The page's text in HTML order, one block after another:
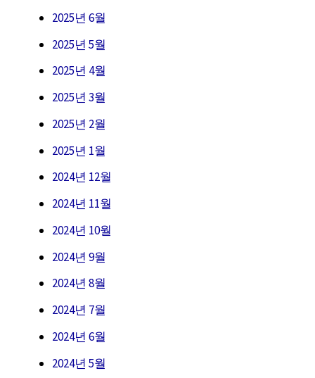
2025년 6월
2025년 5월
2025년 4월
2025년 3월
2025년 2월
2025년 1월
2024년 12월
2024년 11월
2024년 10월
2024년 9월
2024년 8월
2024년 7월
2024년 6월
2024년 5월